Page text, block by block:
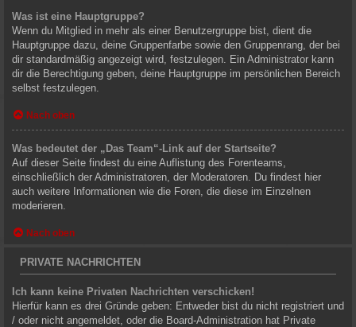
Was ist eine Hauptgruppe?
Wenn du Mitglied in mehr als einer Benutzergruppe bist, dient die
Hauptgruppe dazu, deine Gruppenfarbe sowie den Gruppenrang, der bei
dir standardmäßig angezeigt wird, festzulegen. Ein Administrator kann
dir die Berechtigung geben, deine Hauptgruppe im persönlichen Bereich
selbst festzulegen.
Nach oben
Was bedeutet der „Das Team“-Link auf der Startseite?
Auf dieser Seite findest du eine Auflistung des Forenteams,
einschließlich der Administratoren, der Moderatoren. Du findest hier
auch weitere Informationen wie die Foren, die diese im Einzelnen
moderieren.
Nach oben
PRIVATE NACHRICHTEN
Ich kann keine Privaten Nachrichten verschicken!
Hierfür kann es drei Gründe geben: Entweder bist du nicht registriert und
/ oder nicht angemeldet, oder die Board-Administration hat Private